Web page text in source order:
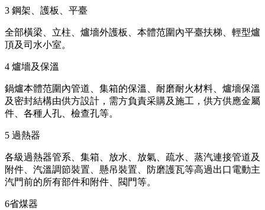
3 鋼架、護板、平臺
全部橫梁、立柱、爐墻外護板、本體范圍內平臺扶梯、輕型爐
頂及司水小室。
4 爐墻及保溫
鍋爐本體范圍內管道、集箱的保溫、耐磨耐火材料、爐墻保溫
及密封結構由供方設計，需方負責采購及施工，供方供應金屬
件、各種人孔、檢查孔等。
5 過熱器
各級過熱器管系、集箱、放水、放氣、疏水、蒸汽連接管道及
附件、汽溫調節裝置、懸吊裝置、防磨護瓦等高過出口電動主
汽門前的所有部件和附件、閥門等。
6省煤器